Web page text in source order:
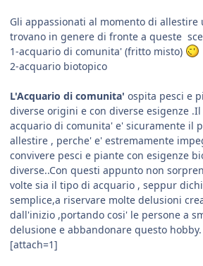
Gli appassionati al momento di allestire
trovano in genere di fronte a queste
1-acquario di comunita' (fritto misto)
2-acquario biotopico
L'Acquario di comunita' ospita pesci e
diverse origini e con diverse esigenze
acquario di comunita' e' sicuramente il
allestire , perche' e' estremamente
convivere pesci e piante con esigenze
diverse..Con questi appunto non
volte sia il tipo di acquario , seppur
semplice,a riservare molte delusioni
dall'inizio ,portando cosi' le persone a
delusione e abbandonare questo hobby.
[attach=1]